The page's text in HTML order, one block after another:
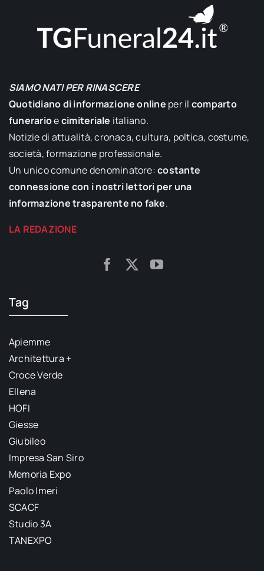
SIAMO NATI PER RINASCERE
Quotidiano di informazione online per il comparto
funerarioecimiteriale italiano.
Notizie di attualità, cronaca, cultura, poltica, costume,
società, formazione professionale.
Un unico comune denominatore:costante
connessione con i nostri lettori per una
informazione trasparente no fake.
LA REDAZIONE
Tag
Apiemme
Architettura +
Croce Verde
Ellena
HOFI
Giesse
Giubileo
Impresa San Siro
Memoria Expo
Paolo Imeri
SCACF
Studio 3A
TANEXPO